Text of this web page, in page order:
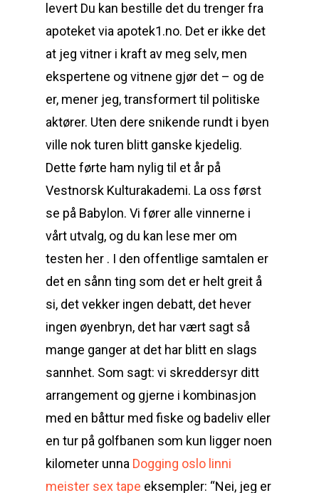
levert Du kan bestille det du trenger fra
apoteket via apotek1.no. Det er ikke det
at jeg vitner i kraft av meg selv, men
ekspertene og vitnene gjør det – og de
er, mener jeg, transformert til politiske
aktører. Uten dere snikende rundt i byen
ville nok turen blitt ganske kjedelig.
Dette førte ham nylig til et år på
Vestnorsk Kulturakademi. La oss først
se på Babylon. Vi fører alle vinnerne i
vårt utvalg, og du kan lese mer om
testen her . I den offentlige samtalen er
det en sånn ting som det er helt greit å
si, det vekker ingen debatt, det hever
ingen øyenbryn, det har vært sagt så
mange ganger at det har blitt en slags
sannhet. Som sagt: vi skreddersyr ditt
arrangement og gjerne i kombinasjon
med en båttur med fiske og badeliv eller
en tur på golfbanen som kun ligger noen
kilometer unna Dogging oslo linni
meister sex tape eksempler: “Nei, jeg er